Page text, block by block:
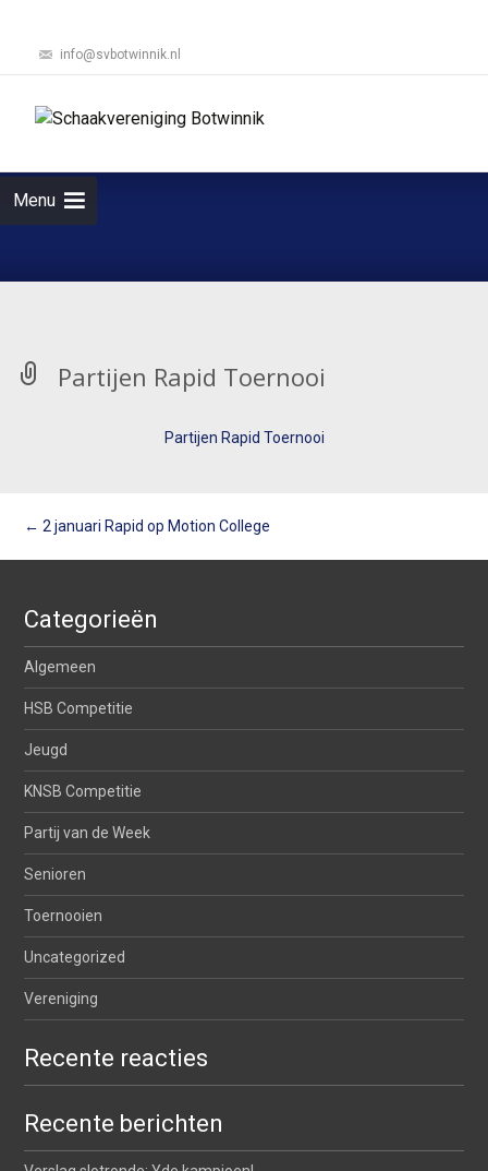
info@svbotwinnik.nl
Menu
Partijen Rapid Toernooi
Partijen Rapid Toernooi
Berichtnavigatie
← 2 januari Rapid op Motion College
Categorieën
Algemeen
HSB Competitie
Jeugd
KNSB Competitie
Partij van de Week
Senioren
Toernooien
Uncategorized
Vereniging
Recente reacties
Recente berichten